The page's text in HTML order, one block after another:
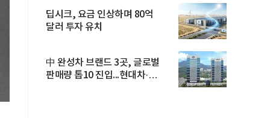
딥시크, 요금 인상하며 80억
달러 투자 유치
中 완성차 브랜드 3곳, 글로벌
판매량 톱10 진입...현대차·